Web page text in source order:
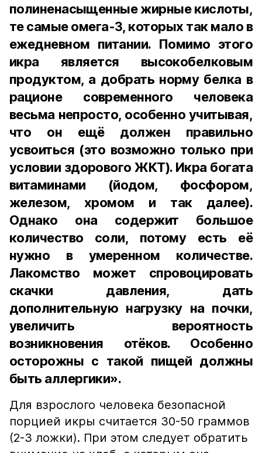
полиненасыщенные жирные кислоты,
те самые омега-3, которых так мало в
ежедневном питании. Помимо этого
икра является высокобелковым
продуктом, а добрать норму белка в
рационе современного человека
весьма непросто, особенно учитывая,
что он ещё должен правильно
усвоиться (это возможно только при
условии здорового ЖКТ). Икра богата
витаминами (йодом, фосфором,
железом, хромом и так далее).
Однако она содержит большое
количество соли, потому есть её
нужно в умеренном количестве.
Лакомство может спровоцировать
скачки давления, дать
дополнительную нагрузку на почки,
увеличить вероятность
возникновения отёков. Особенно
осторожны с такой пищей должны
быть аллергики».
Для взрослого человека безопасной
порцией икры считается 30-50 граммов
(2-3 ложки). При этом следует обратить